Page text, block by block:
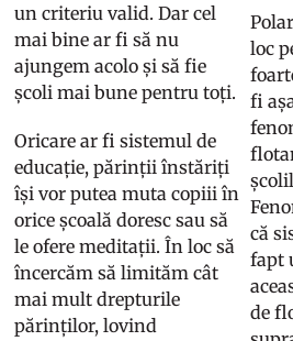
un criteriu valid. Dar cel
mai bine ar fi să nu
ajungem acolo și să fie
școli mai bune pentru toți.
Oricare ar fi sistemul de
educație, părinții înstăriți
își vor putea muta copiii în
orice școală doresc sau să
le ofere meditații. În loc să
încercăm să limităm cât
mai mult drepturile
părinților, lovind
loc
fi
că
fapt
de